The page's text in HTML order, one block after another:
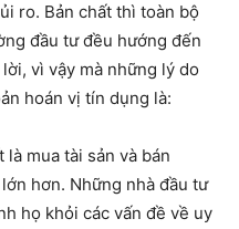
ro. Bản chất thì toàn bộ
đầu tư đều hướng đến
vì vậy mà những lý do
hoán vị tín dụng là:
mua tài sản và bán
hơn. Những nhà đầu tư
họ khỏi các vấn đề về uy